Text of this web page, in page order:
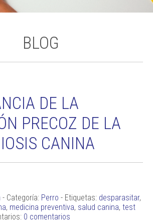
BLOG
DE LA
PRECOZ DE LA
CANINA
- Categoría: Perro - Etiquetas: desparasitar,
, medicina preventiva, salud canina, test
0 comentarios